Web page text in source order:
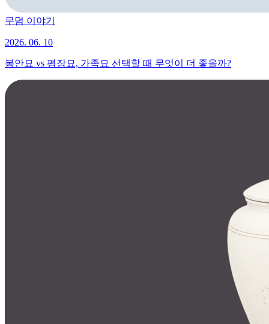
무덤 이야기
2026. 06. 10
봉안묘 vs 평장묘, 가족묘 선택할 때 무엇이 더 좋을까?